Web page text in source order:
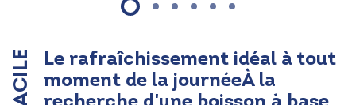
Le rafraîchissement idéal à tout
moment de la journéeÀ la